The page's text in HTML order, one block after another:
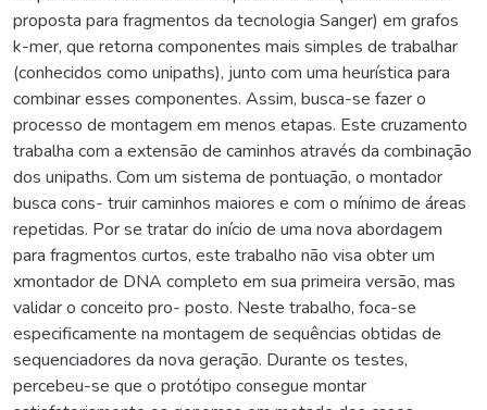
proposta para fragmentos da tecnologia Sanger) em grafos
k-mer, que retorna componentes mais simples de trabalhar
(conhecidos como unipaths), junto com uma heurística para
combinar esses componentes. Assim, busca-se fazer o
processo de montagem em menos etapas. Este cruzamento
trabalha com a extensão de caminhos através da combinação
dos unipaths. Com um sistema de pontuação, o montador
busca cons- truir caminhos maiores e com o mínimo de áreas
repetidas. Por se tratar do início de uma nova abordagem
para fragmentos curtos, este trabalho não visa obter um
xmontador de DNA completo em sua primeira versão, mas
validar o conceito pro- posto. Neste trabalho, foca-se
especificamente na montagem de sequências obtidas de
sequenciadores da nova geração. Durante os testes,
percebeu-se que o protótipo consegue montar